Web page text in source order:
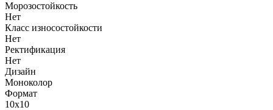
Морозостойкость
Нет
Класс износостойкости
Нет
Ректификация
Нет
Дизайн
Моноколор
Формат
10x10